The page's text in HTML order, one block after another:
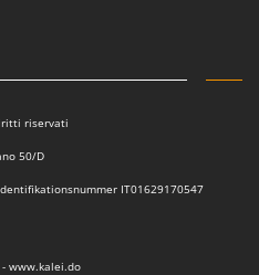
riservati
50/D
IT01629170547
www.kalei.do